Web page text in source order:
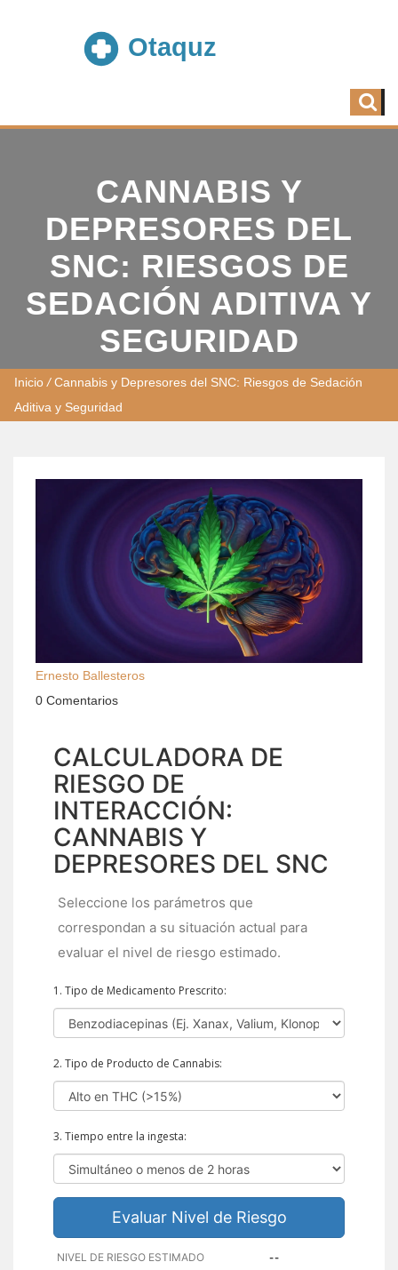
CANNABIS Y
DEPRESORES DEL
SNC: RIESGOS DE
SEDACIÓN ADITIVA Y
SEGURIDAD
Inicio /Cannabis y Depresores del SNC: Riesgos de Sedación
Aditiva y Seguridad
Ernesto Ballesteros
0 Comentarios
CALCULADORA DE
RIESGO DE
INTERACCIÓN:
CANNABIS Y
DEPRESORES DEL SNC
Seleccione los parámetros que
correspondan a su situación actual para
evaluar el nivel de riesgo estimado.
1. Tipo de Medicamento Prescrito:
2. Tipo de Producto de Cannabis:
3. Tiempo entre la ingesta:
Evaluar Nivel de Riesgo
NIVEL DE RIESGO ESTIMADO --